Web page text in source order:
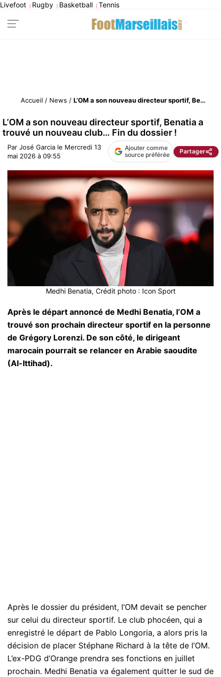
Livefoot | Rugby | Basketball | Tennis
Accueil / News / L’OM a son nouveau directeur sportif, Benatia a trouvé un nouveau club… Fin du dossier !
L’OM a son nouveau directeur sportif, Benatia a
trouvé un nouveau club… Fin du dossier !
Par José Garcia le Mercredi 13
mai 2026 à 09:55
Ajouter comme
source préférée
Partager
Medhi Benatia, Crédit photo : Icon Sport
Après le départ annoncé de Medhi Benatia, l’OM a
trouvé son prochain directeur sportif en la personne
de Grégory Lorenzi. De son côté, le dirigeant
marocain pourrait se relancer en Arabie saoudite
(Al-Ittihad).
Après le dossier du président, l’OM devait se pencher
sur celui du directeur sportif. Le club phocéen, qui a
enregistré le départ de Pablo Longoria, a alors pris la
décision de placer Stéphane Richard à la tête de l’OM.
L’ex-PDG d’Orange prendra ses fonctions en juillet
prochain. Medhi Benatia va également quitter le sud de